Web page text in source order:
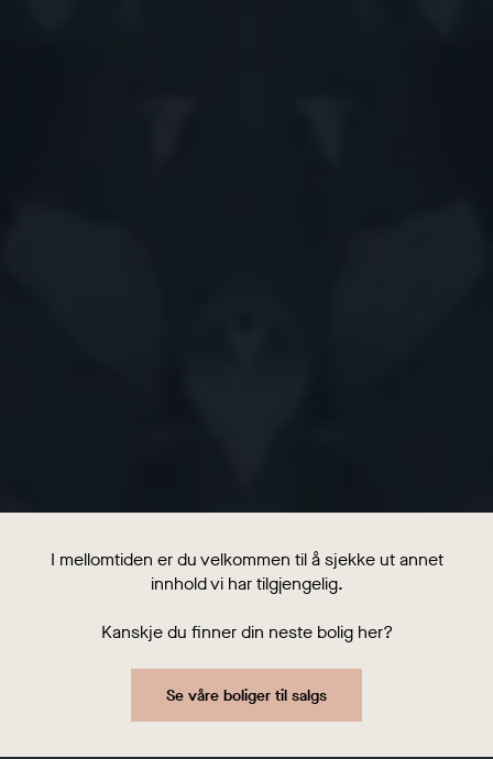
I mellomtiden er du velkommen til å sjekke ut annet
innhold vi har tilgjengelig.
Kanskje du finner din neste bolig her?
Se våre boliger til salgs